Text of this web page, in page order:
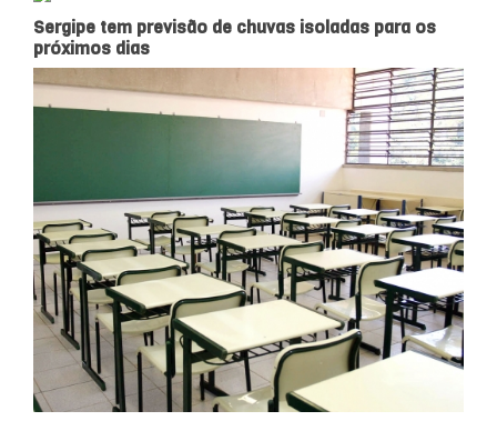
Sergipe tem previsão de chuvas isoladas para os
próximos dias